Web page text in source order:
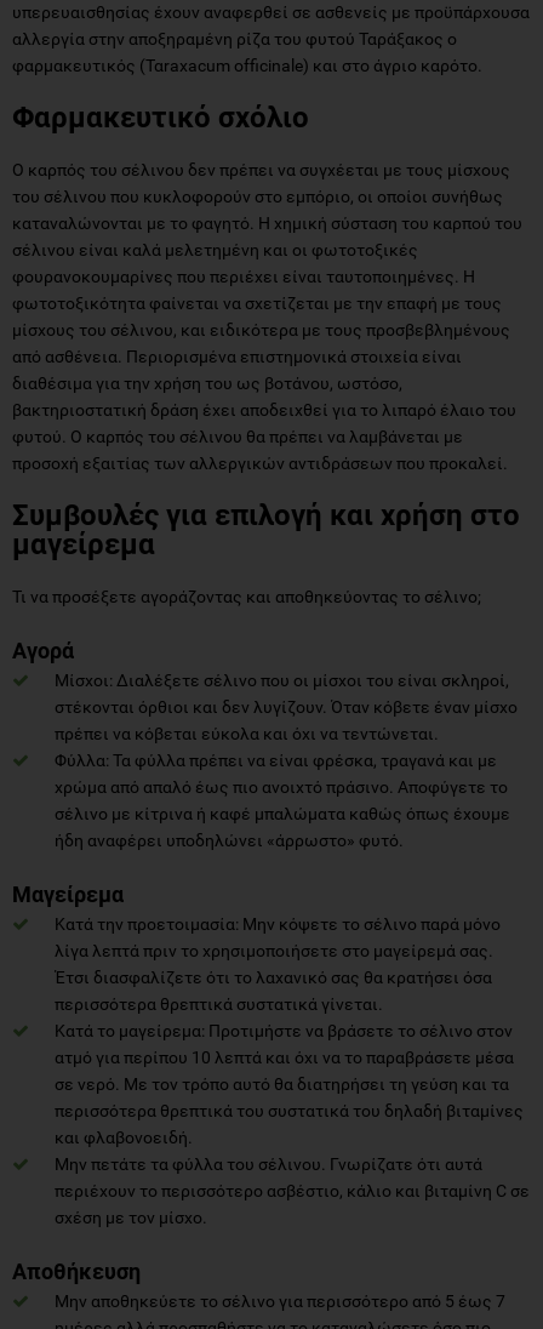
υπερευαισθησίας έχουν αναφερθεί σε ασθενείς με προϋπάρχουσα
αλλεργία στην αποξηραμένη ρίζα του φυτού Ταράξακος ο
φαρμακευτικός (Ταraxacum officinale) και στο άγριο καρότο.
Φαρμακευτικό σχόλιο
Ο καρπός του σέλινου δεν πρέπει να συγχέεται με τους μίσχους
του σέλινου που κυκλοφορούν στο εμπόριο, οι οποίοι συνήθως
καταναλώνονται με το φαγητό. Η χημική σύσταση του καρπού του
σέλινου είναι καλά μελετημένη και οι φωτοτοξικές
φουρανοκουμαρίνες που περιέχει είναι ταυτοποιημένες. Η
φωτοτοξικότητα φαίνεται να σχετίζεται με την επαφή με τους
μίσχους του σέλινου, και ειδικότερα με τους προσβεβλημένους
από ασθένεια. Περιορισμένα επιστημονικά στοιχεία είναι
διαθέσιμα για την χρήση του ως βοτάνου, ωστόσο,
βακτηριοστατική δράση έχει αποδειχθεί για το λιπαρό έλαιο του
φυτού. Ο καρπός του σέλινου θα πρέπει να λαμβάνεται με
προσοχή εξαιτίας των αλλεργικών αντιδράσεων που προκαλεί.
Συμβουλές για επιλογή και χρήση στο
μαγείρεμα
Τι να προσέξετε αγοράζοντας και αποθηκεύοντας το σέλινο;
Αγορά
Μίσχοι: Διαλέξετε σέλινο που οι μίσχοι του είναι σκληροί,
στέκονται όρθιοι και δεν λυγίζουν. Όταν κόβετε έναν μίσχο
πρέπει να κόβεται εύκολα και όχι να τεντώνεται.
Φύλλα: Τα φύλλα πρέπει να είναι φρέσκα, τραγανά και με
χρώμα από απαλό έως πιο ανοιχτό πράσινο. Αποφύγετε το
σέλινο με κίτρινα ή καφέ μπαλώματα καθώς όπως έχουμε
ήδη αναφέρει υποδηλώνει «άρρωστο» φυτό.
Μαγείρεμα
Κατά την προετοιμασία: Μην κόψετε το σέλινο παρά μόνο
λίγα λεπτά πριν το χρησιμοποιήσετε στο μαγείρεμά σας.
Έτσι διασφαλίζετε ότι το λαχανικό σας θα κρατήσει όσα
περισσότερα θρεπτικά συστατικά γίνεται.
Κατά το μαγείρεμα: Προτιμήστε να βράσετε το σέλινο στον
ατμό για περίπου 10 λεπτά και όχι να το παραβράσετε μέσα
σε νερό. Με τον τρόπο αυτό θα διατηρήσει τη γεύση και τα
περισσότερα θρεπτικά του συστατικά του δηλαδή βιταμίνες
και φλαβονοειδή.
Μην πετάτε τα φύλλα του σέλινου. Γνωρίζατε ότι αυτά
περιέχουν το περισσότερο ασβέστιο, κάλιο και βιταμίνη C σε
σχέση με τον μίσχο.
Αποθήκευση
Μην αποθηκεύετε το σέλινο για περισσότερο από 5 έως 7